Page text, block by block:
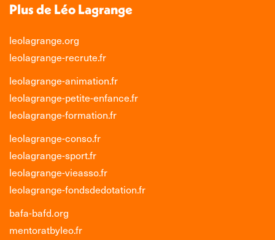
Plus de Léo Lagrange
leolagrange.org
leolagrange-recrute.fr
leolagrange-animation.fr
leolagrange-petite-enfance.fr
leolagrange-formation.fr
leolagrange-conso.fr
leolagrange-sport.fr
leolagrange-vieasso.fr
leolagrange-fondsdedotation.fr
bafa-bafd.org
mentoratbyleo.fr